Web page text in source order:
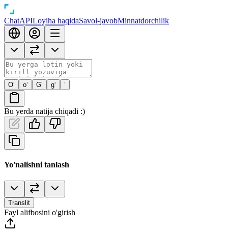
ChatAPILoyiha haqidaSavol-javobMinnatdorchilik
O‘ o‘ G‘ g‘ ’
Bu yerda natija chiqadi :)
Yo'nalishni tanlash
Translit
Fayl alifbosini o'girish